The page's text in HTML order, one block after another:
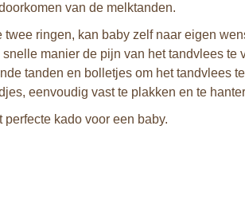
van de melktanden.
ringen, kan baby zelf naar eigen
manier de pijn van het tandvlees te
tanden en bolletjes om het tandvlees
eenvoudig vast te plakken en te
kado voor een baby.